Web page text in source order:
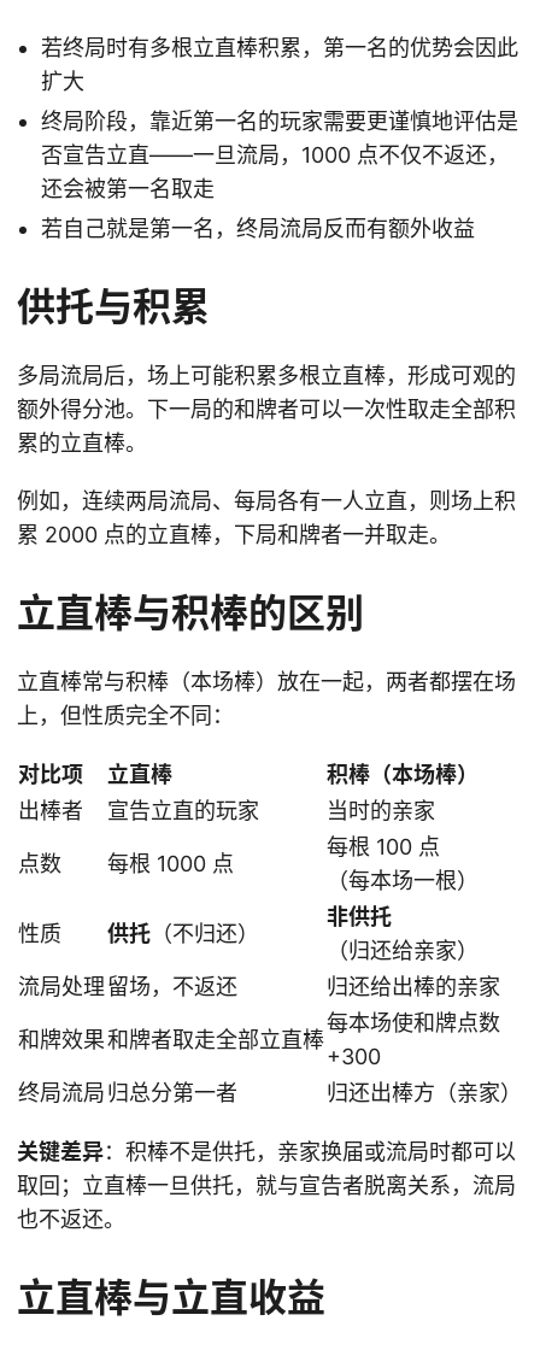
若终局时有多根立直棒积累，第一名的优势会因此
扩大
终局阶段，靠近第一名的玩家需要更谨慎地评估是
否宣告立直——一旦流局，1000 点不仅不返还，
还会被第一名取走
若自己就是第一名，终局流局反而有额外收益
供托与积累
多局流局后，场上可能积累多根立直棒，形成可观的
额外得分池。下一局的和牌者可以一次性取走全部积
累的立直棒。
例如，连续两局流局、每局各有一人立直，则场上积
累 2000 点的立直棒，下局和牌者一并取走。
立直棒与积棒的区别
立直棒常与积棒（本场棒）放在一起，两者都摆在场
上，但性质完全不同：
对比项 立直棒
积棒（本场棒）
出棒者
宣告立直的玩家 当时的亲家
点数 每根 1000 点
每根 100 点
（每本场一根）
性质 供托 （不归还）
非供托
（归还给亲家）
流局处理留场，不返还 归还给出棒的亲家
和牌效果和牌者取走全部立直棒
每本场使和牌点数
+300
终局流局归总分第一者 归还出棒方（亲家）
关键差异：积棒不是供托，亲家换届或流局时都可以
取回；立直棒一旦供托，就与宣告者脱离关系，流局
也不返还。
立直棒与立直收益